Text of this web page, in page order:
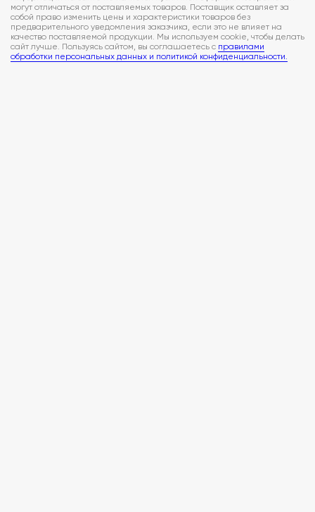
могут отличаться от поставляемых товаров. Поставщик оставляет за
собой право изменить цены и характеристики товаров без
предварительного уведомления заказчика, если это не влияет на
качество поставляемой продукции. Мы используем cookie, чтобы делать
сайт лучше. Пользуясь сайтом, вы соглашаетесь с правилами
обработки персональных данных и политикой конфиденциальности.